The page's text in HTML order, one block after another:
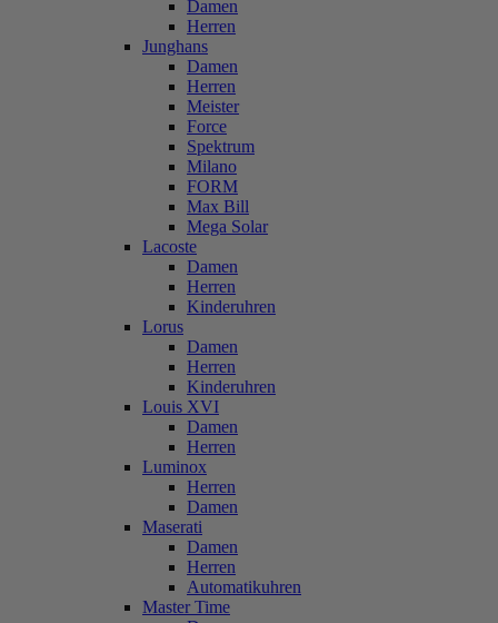
Damen
Herren
Junghans
Damen
Herren
Meister
Force
Spektrum
Milano
FORM
Max Bill
Mega Solar
Lacoste
Damen
Herren
Kinderuhren
Lorus
Damen
Herren
Kinderuhren
Louis XVI
Damen
Herren
Luminox
Herren
Damen
Maserati
Damen
Herren
Automatikuhren
Master Time